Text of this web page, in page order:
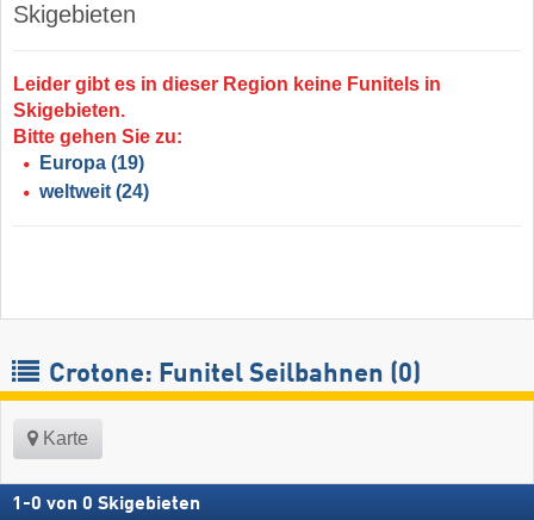
Skigebieten
Leider gibt es in dieser Region keine Funitels in
Skigebieten.
Bitte gehen Sie zu:
Europa (19)
weltweit (24)
Crotone: Funitel Seilbahnen (0)
Karte
1 -0 von 0 Skigebieten